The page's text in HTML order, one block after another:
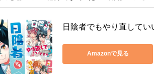
日陰者でもやり直してい
Amazonで見る